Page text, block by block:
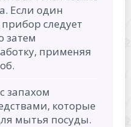
Если один
следует
затем
применяя
запахом
которые
мытья посуды.